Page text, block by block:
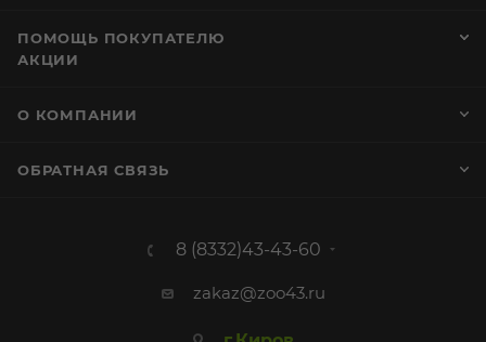
ПОМОЩЬ ПОКУПАТЕЛЮ
АКЦИИ
О КОМПАНИИ
ОБРАТНАЯ СВЯЗЬ
8 (8332)43-43-60
zakaz@zoo43.ru